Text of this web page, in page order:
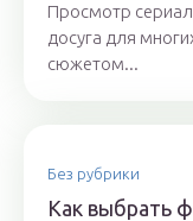
Просмотр
досуга для
сюжетом...
Без рубрики
Как выбрать